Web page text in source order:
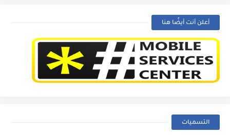
أعلن أنت أيضًا هنا
التسميات